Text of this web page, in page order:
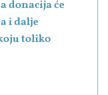
donacija će
i dalje
toliko